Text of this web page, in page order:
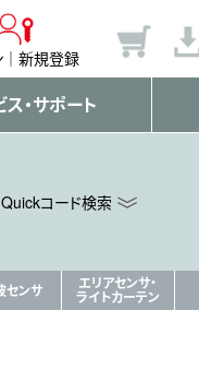
新規登録
ス・サポート
コード検索
センサ エリアセンサ・
ライトカーテン